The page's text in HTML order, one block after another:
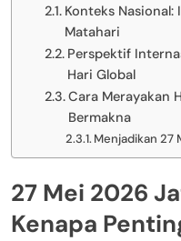
Konteks Nasional:
Matahari
Perspektif
Hari Global
Cara Merayakan
Bermakna
Menjadikan 27
27 Mei 2026
Kenapa